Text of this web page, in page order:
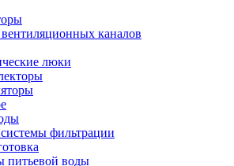
каналов
люки
фильтрации
питьевой воды